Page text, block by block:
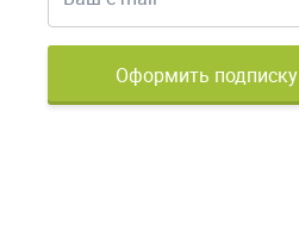
Оформить подписку